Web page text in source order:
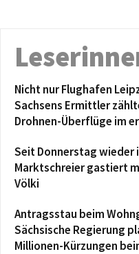
Nicht nur Flughafen
Sachsens Ermittler
Drohnen-Überflüge im
Seit Donnerstag wieder
Marktschreier gastiert
Völki
Antragsstau beim
Sächsische Regierung
Millionen-Kürzungen